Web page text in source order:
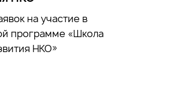
на участие в
программе «Школа
НКО»